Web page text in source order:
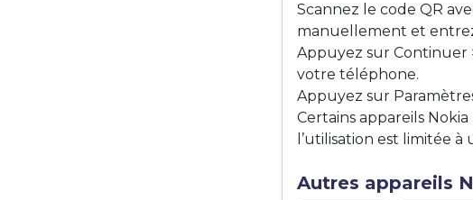
Scannez le code QR
manuellement et
Appuyez sur Continuer
votre téléphone.
Appuyez sur
Certains appareils
l’utilisation est limitée
Autres appareils